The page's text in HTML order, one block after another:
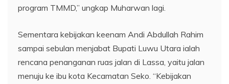
program TMMD,” ungkap Muharwan lagi.
Sementara kebijakan keenam Andi Abdullah Rahim
sampai sebulan menjabat Bupati Luwu Utara ialah
rencana penanganan ruas jalan di Lassa, yaitu jalan
menuju ke ibu kota Kecamatan Seko. “Kebijakan